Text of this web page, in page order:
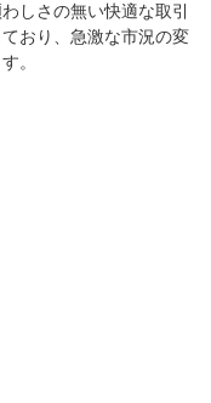
しさの無い快適な取引
おり、急激な市況の変
。